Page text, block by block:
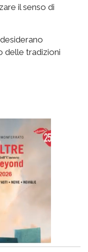
il senso di
delle tradizioni